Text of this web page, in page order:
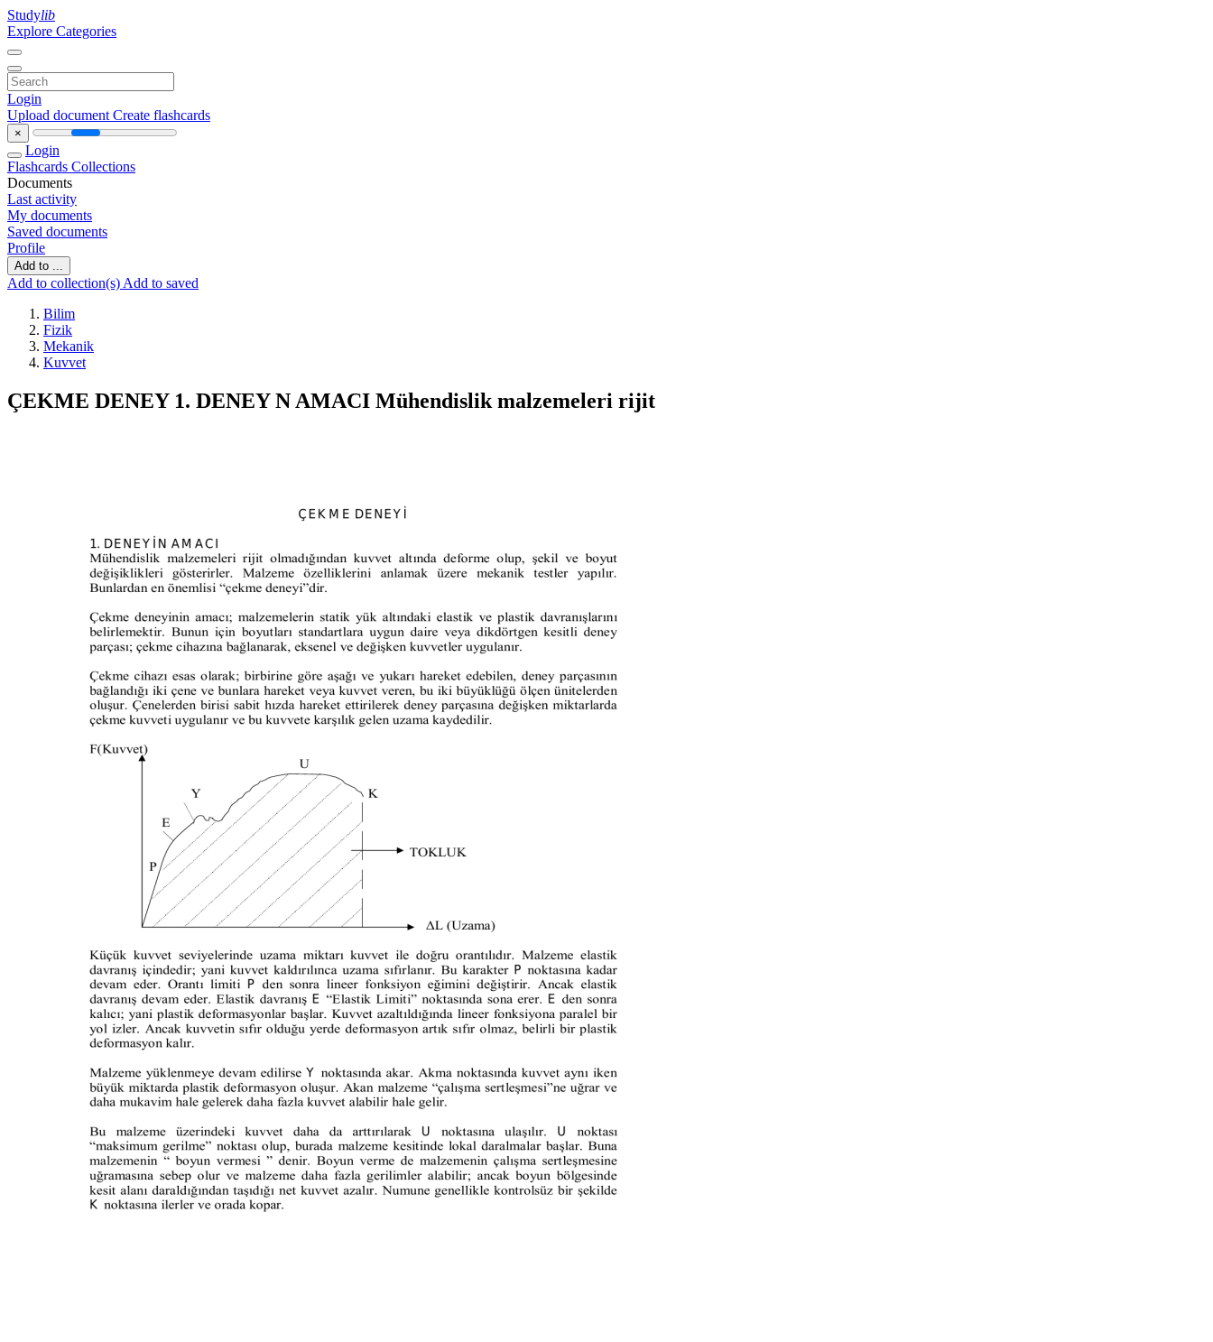
Studylib
Explore Categories
Login
Upload document Create flashcards
×
Login
Flashcards Collections
Documents
Last activity
My documents
Saved documents
Profile
Add to ...
Add to collection(s) Add to saved
Bilim
Fizik
Mekanik
Kuvvet
ÇEKME DENEY 1. DENEY N AMACI Mühendislik malzemeleri rijit